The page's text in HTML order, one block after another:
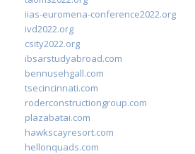
iias-euromena-conference2022.org
ivd2022.org
csity2022.org
ibsarstudyabroad.com
bennusehgall.com
tsecincinnati.com
roderconstructiongroup.com
plazabatai.com
hawkscayresort.com
hellonquads.com